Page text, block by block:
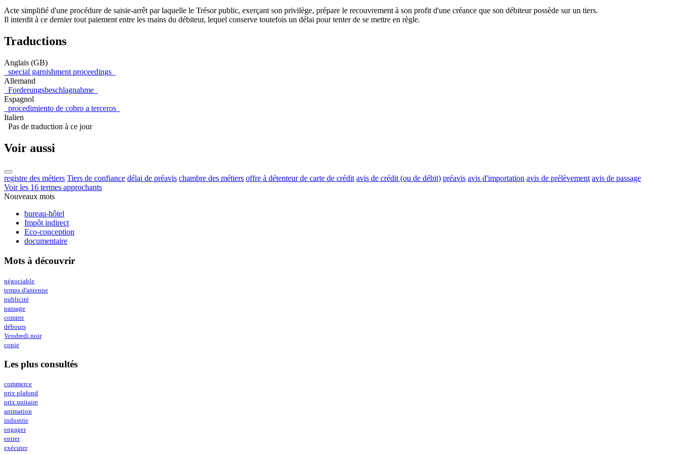
Acte simplifié d'une procédure de saisie-arrêt par laquelle le Trésor public, exerçant son privilège, prépare le recouvrement à son profit d'une créance que son débiteur possède sur un tiers.
Il interdit à ce dernier tout paiement entre les mains du débiteur, lequel conserve toutefois un délai pour tenter de se mettre en règle.
Traductions
Anglais (GB)
special garnishment proceedings
Allemand
Forderungsbeschlagnahme
Espagnol
procedimiento de cobro a terceros
Italien
Pas de traduction à ce jour
Voir aussi
registre des métiers Tiers de confiance délai de préavis chambre des métiers offre à détenteur de carte de crédit avis de crédit (ou de débit) préavis avis d'importation avis de prélèvement avis de passage
Voir les 16 termes approchants
Nouveaux mots
bureau-hôtel
Impôt indirect
Eco-conception
documentaire
Mots à découvrir
négociable
temps d'antenne
publicité
passage
compte
débours
Vendredi noir
copie
Les plus consultés
commerce
prix plafond
prix unitaire
animation
industrie
engager
entrer
exécuter